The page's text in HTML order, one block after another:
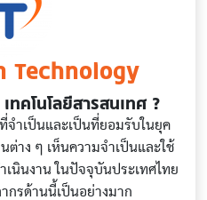
Technology
ทคโนโลยีสารสนเทศ ?
จำเป็นและเป็นที่ยอมรับในยุค
าง ๆ เห็นความจำเป็นและใช้
เนินงาน ในปัจจุบันประเทศไทย
กรด้านนี้เป็นอย่างมาก